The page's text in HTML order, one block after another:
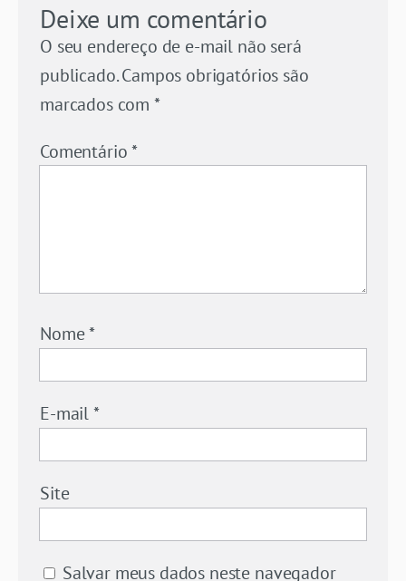
Deixe um comentário
O seu endereço de e-mail não será
publicado. Campos obrigatórios são
marcados com *
Comentário*
Nome*
E-mail*
Site
Salvar meus dados neste navegador